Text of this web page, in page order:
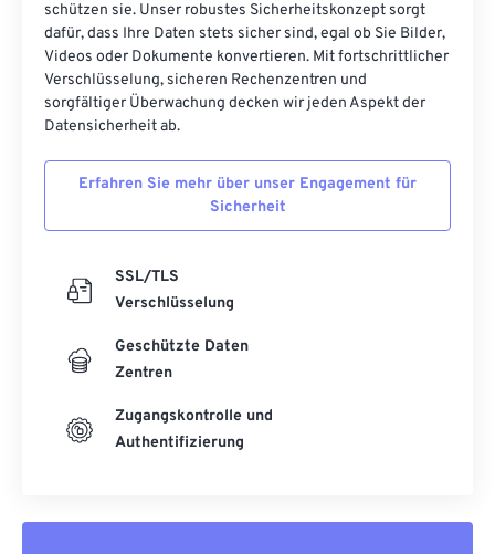
schützen sie. Unser robustes Sicherheitskonzept sorgt
dafür, dass Ihre Daten stets sicher sind, egal ob Sie Bilder,
Videos oder Dokumente konvertieren. Mit fortschrittlicher
Verschlüsselung, sicheren Rechenzentren und
sorgfältiger Überwachung decken wir jeden Aspekt der
Datensicherheit ab.
Erfahren Sie mehr über unser Engagement für
Sicherheit
SSL/TLS
Verschlüsselung
Geschützte Daten
Zentren
Zugangskontrolle und
Authentifizierung